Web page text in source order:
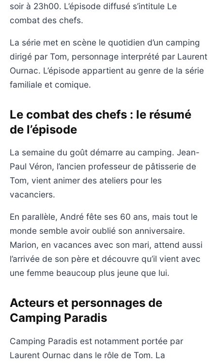
soir à 23h00. L’épisode diffusé s’intitule Le
combat des chefs.
La série met en scène le quotidien d’un camping
dirigé par Tom, personnage interprété par Laurent
Ournac. L’épisode appartient au genre de la série
familiale et comique.
Le combat des chefs : le résumé
de l’épisode
La semaine du goût démarre au camping. Jean-
Paul Véron, l’ancien professeur de pâtisserie de
Tom, vient animer des ateliers pour les
vacanciers.
En parallèle, André fête ses 60 ans, mais tout le
monde semble avoir oublié son anniversaire.
Marion, en vacances avec son mari, attend aussi
l’arrivée de son père et découvre qu’il vient avec
une femme beaucoup plus jeune que lui.
Acteurs et personnages de
Camping Paradis
Camping Paradis est notamment portée par
Laurent Ournac dans le rôle de Tom. La